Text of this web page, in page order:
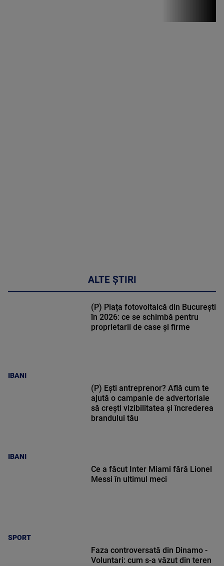
ALTE ȘTIRI
IBANI
(P) Piața fotovoltaică din București
în 2026: ce se schimbă pentru
proprietarii de case și firme
IBANI
(P) Ești antreprenor? Află cum te
ajută o campanie de advertoriale
să crești vizibilitatea și încrederea
brandului tău
SPORT
Ce a făcut Inter Miami fără Lionel
Messi în ultimul meci
Faza controversată din Dinamo -
Voluntari: cum s-a văzut din teren